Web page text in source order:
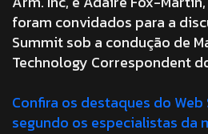
foram convidados para a
Summit sob a condução de
Technology Correspondent
Confira os destaques do
segundo os especialistas da